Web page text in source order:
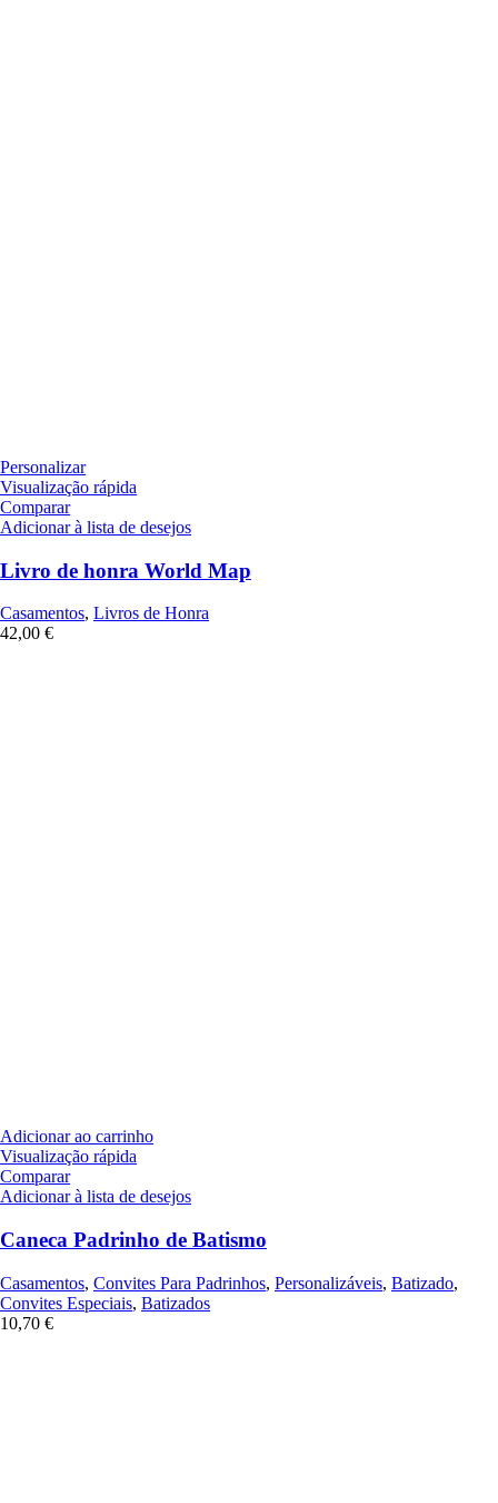
Personalizar
Visualização rápida
Comparar
Adicionar à lista de desejos
Livro de honra World Map
Casamentos, Livros de Honra
42,00 €
Adicionar ao carrinho
Visualização rápida
Comparar
Adicionar à lista de desejos
Caneca Padrinho de Batismo
Casamentos, Convites Para Padrinhos, Personalizáveis, Batizado,
Convites Especiais, Batizados
10,70 €